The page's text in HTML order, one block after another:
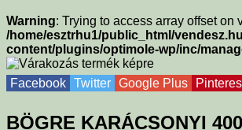
Warning: Trying to access array offset on
/home/esztrhu1/public_html/
content/plugins/optimole-wp/inc/
Facebook Twitter Google Plus
BÖGRE KARÁCSONYI